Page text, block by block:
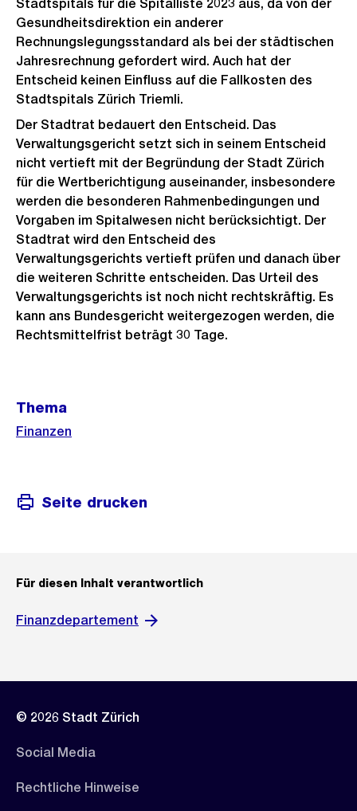
Stadtspitals für die Spitalliste 2023 aus, da von der
Gesundheitsdirektion ein anderer
Rechnungslegungsstandard als bei der städtischen
Jahresrechnung gefordert wird. Auch hat der
Entscheid keinen Einfluss auf die Fallkosten des
Stadtspitals Zürich Triemli.
Der Stadtrat bedauert den Entscheid. Das
Verwaltungsgericht setzt sich in seinem Entscheid
nicht vertieft mit der Begründung der Stadt Zürich
für die Wertberichtigung auseinander, insbesondere
werden die besonderen Rahmenbedingungen und
Vorgaben im Spitalwesen nicht berücksichtigt. Der
Stadtrat wird den Entscheid des
Verwaltungsgerichts vertieft prüfen und danach über
die weiteren Schritte entscheiden. Das Urteil des
Verwaltungsgerichts ist noch nicht rechtskräftig. Es
kann ans Bundesgericht weitergezogen werden, die
Rechtsmittelfrist beträgt 30 Tage.
Informationen
Thema
Finanzen
Seite drucken
Für diesen Inhalt verantwortlich
Finanzdepartement
© 2026 Stadt Zürich
Social Media
Rechtliche Hinweise